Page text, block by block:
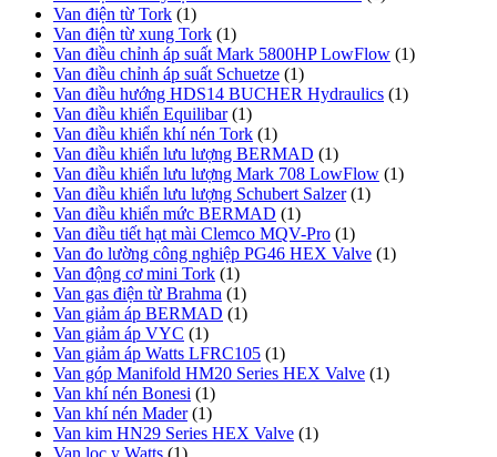
Van điện từ Tork (1)
Van điện từ xung Tork (1)
Van điều chỉnh áp suất Mark 5800HP LowFlow (1)
Van điều chỉnh áp suất Schuetze (1)
Van điều hướng HDS14 BUCHER Hydraulics (1)
Van điều khiển Equilibar (1)
Van điều khiển khí nén Tork (1)
Van điều khiển lưu lượng BERMAD (1)
Van điều khiển lưu lượng Mark 708 LowFlow (1)
Van điều khiển lưu lượng Schubert Salzer (1)
Van điều khiển mức BERMAD (1)
Van điều tiết hạt mài Clemco MQV-Pro (1)
Van đo lường công nghiệp PG46 HEX Valve (1)
Van động cơ mini Tork (1)
Van gas điện từ Brahma (1)
Van giảm áp BERMAD (1)
Van giảm áp VYC (1)
Van giảm áp Watts LFRC105 (1)
Van góp Manifold HM20 Series HEX Valve (1)
Van khí nén Bonesi (1)
Van khí nén Mader (1)
Van kim HN29 Series HEX Valve (1)
Van lọc y Watts (1)